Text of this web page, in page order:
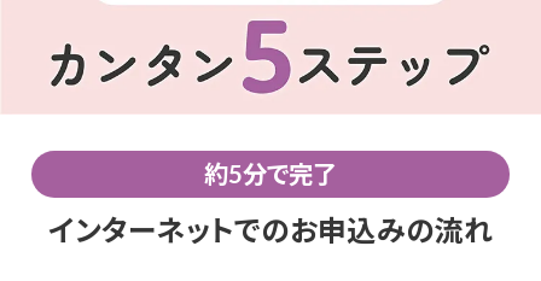
約5分で完了
インターネットでのお申込みの流れ